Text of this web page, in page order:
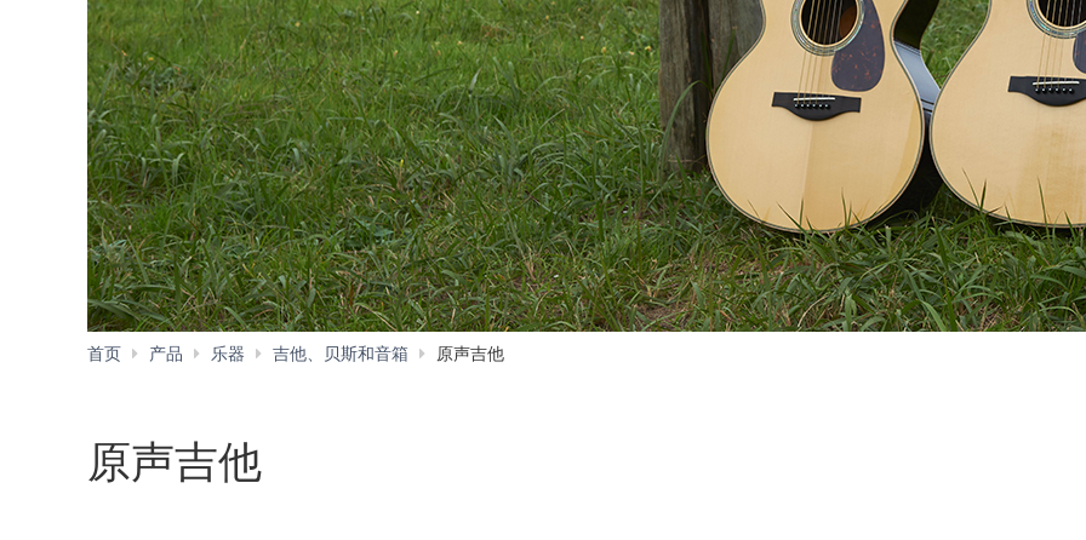
首页 产品 乐器 吉他、贝斯和音箱 原声吉他
原声吉他